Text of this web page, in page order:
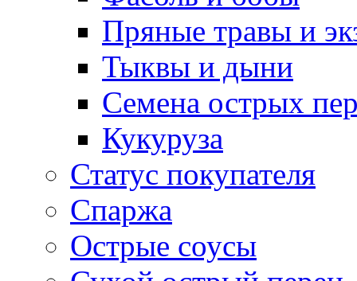
Пряные травы и
Тыквы и дыни
Семена острых
Кукуруза
Статус покупателя
Спаржа
Острые соусы